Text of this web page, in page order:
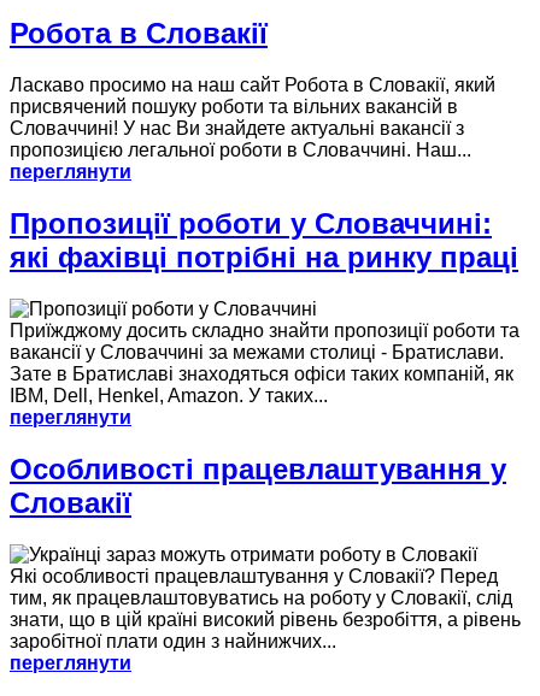
Робота в Словакії
Ласкаво просимо на наш сайт Робота в Словакії, який
присвячений пошуку роботи та вільних вакансій в
Словаччині! У нас Ви знайдете актуальні вакансії з
пропозицією легальної роботи в Словаччині. Наш...
переглянути
Пропозиції роботи у Словаччині:
які фахівці потрібні на ринку праці
Приїжджому досить складно знайти пропозиції роботи та
вакансії у Словаччині за межами столиці - Братислави.
Зате в Братиславі знаходяться офіси таких компаній, як
IBM, Dell, Henkel, Amazon. У таких...
переглянути
Особливості працевлаштування у
Словакії
Які особливості працевлаштування у Словакії? Перед
тим, як працевлаштовуватись на роботу у Словакії, слід
знати, що в цій країні високий рівень безробіття, а рівень
заробітної плати один з найнижчих...
переглянути